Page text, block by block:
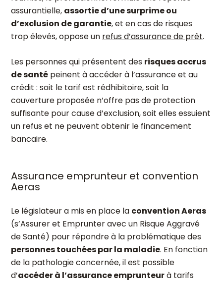
assurantielle, assortie d’une surprime ou
d’exclusion de garantie, et en cas de risques
trop élevés, oppose un refus d’assurance de prêt.
Les personnes qui présentent des risques accrus
de santé peinent à accéder à l’assurance et au
crédit : soit le tarif est rédhibitoire, soit la
couverture proposée n’offre pas de protection
suffisante pour cause d’exclusion, soit elles essuient
un refus et ne peuvent obtenir le financement
bancaire.
Assurance emprunteur et convention
Aeras
Le législateur a mis en place la convention Aeras
(s’Assurer et Emprunter avec un Risque Aggravé
de Santé) pour répondre à la problématique des
personnes touchées par la maladie. En fonction
de la pathologie concernée, il est possible
d’accéder à l’assurance emprunteurà tarifs